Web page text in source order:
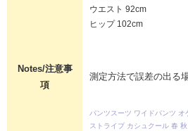
ウエスト 92cm
ヒップ 102cm
Notes/注意事
項
測定方法で誤差の出る
パンツスーツ ワイドパンツ オ
ストライプ カシュクール 春 秋